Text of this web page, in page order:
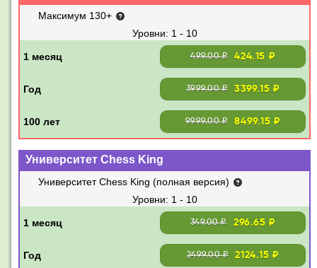
Максимум 130+
1 - 10
499.00 ₽ 424.15 ₽
3999.00 ₽ 3399.15 ₽
9999.00 ₽ 8499.15 ₽
Университет Chess King
Университет Chess King (полная версия)
1 - 10
349.00 ₽ 296.65 ₽
2499.00 ₽ 2124.15 ₽